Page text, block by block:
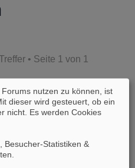
• Seite 1 von 1
Ergebnisse
nutzen zu können, ist
dieser wird gesteuert, ob ein
nicht. Es werden Cookies
Besucher-Statistiken &